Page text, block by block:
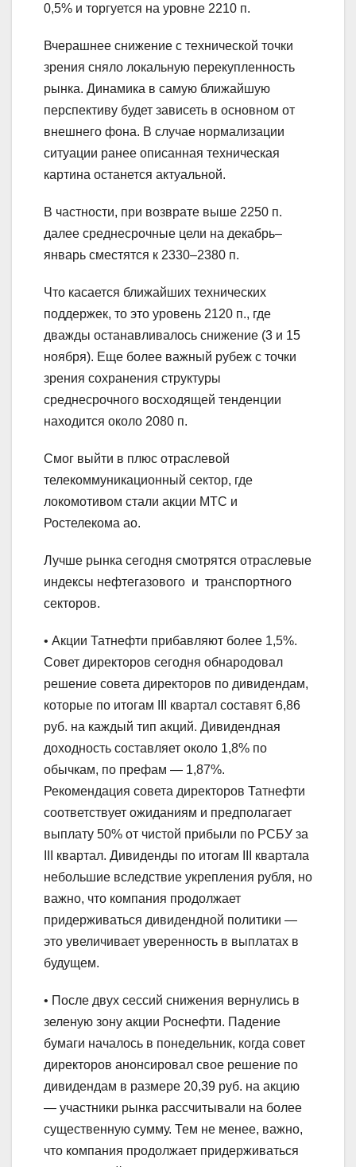
0,5% и торгуется на уровне 2210 п.
Вчерашнее снижение с технической точки
зрения сняло локальную перекупленность
рынка. Динамика в самую ближайшую
перспективу будет зависеть в основном от
внешнего фона. В случае нормализации
ситуации ранее описанная техническая
картина останется актуальной.
В частности, при возврате выше 2250 п.
далее среднесрочные цели на декабрь–
январь сместятся к 2330–2380 п.
Что касается ближайших технических
поддержек, то это уровень 2120 п., где
дважды останавливалось снижение (3 и 15
ноября). Еще более важный рубеж с точки
зрения сохранения структуры
среднесрочного восходящей тенденции
находится около 2080 п.
Смог выйти в плюс отраслевой
телекоммуникационный сектор, где
локомотивом стали акции МТС и
Ростелекома ао.
Лучше рынка сегодня смотрятся отраслевые
индексы нефтегазового и транспортного
секторов.
• Акции Татнефти прибавляют более 1,5%.
Совет директоров сегодня обнародовал
решение совета директоров по дивидендам,
которые по итогам III квартал составят 6,86
руб. на каждый тип акций. Дивидендная
доходность составляет около 1,8% по
обычкам, по префам — 1,87%.
Рекомендация совета директоров Татнефти
соответствует ожиданиям и предполагает
выплату 50% от чистой прибыли по РСБУ за
III квартал. Дивиденды по итогам III квартала
небольшие вследствие укрепления рубля, но
важно, что компания продолжает
придерживаться дивидендной политики —
это увеличивает уверенность в выплатах в
будущем.
• После двух сессий снижения вернулись в
зеленую зону акции Роснефти. Падение
бумаги началось в понедельник, когда совет
директоров анонсировал свое решение по
дивидендам в размере 20,39 руб. на акцию
— участники рынка рассчитывали на более
существенную сумму. Тем не менее, важно,
что компания продолжает придерживаться